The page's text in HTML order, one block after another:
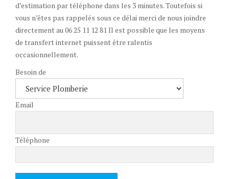
d’estimation par téléphone dans les 3 minutes. Toutefois si
vous n’êtes pas rappelés sous ce délai merci de nous joindre
directement au 06 25 11 12 81 Il est possible que les moyens
de transfert internet puissent être ralentis
occasionnellement.
Besoin de
Email
Téléphone